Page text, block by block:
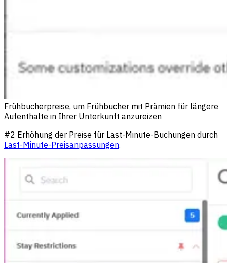
Frühbucherpreise, um Frühbucher mit Prämien für längere
Aufenthalte in Ihrer Unterkunft anzureizen
#2 Erhöhung der Preise für Last-Minute-Buchungen durch
Last-Minute-Preisanpassungen.